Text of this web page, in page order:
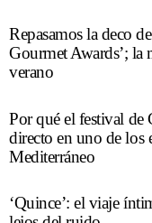
Repasamos la deco
Gourmet Awards’; la
verano
Por qué el festival de
directo en uno de los
Mediterráneo
‘Quince’: el viaje